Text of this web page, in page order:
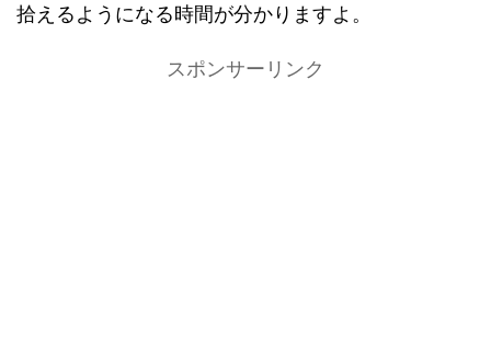
拾えるようになる時間が分かりますよ。
スポンサーリンク